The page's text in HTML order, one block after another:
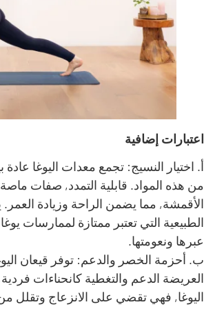
اعتبارات إضافية
أ. اختيار النسيج: تجمع معدات اليوغا
من هذه المواد. قابلية التمدد, صفات ماصة
الأقمشة, مما يضمن الراحة وزيادة
الطبيعية التي تعتبر ممتازة لممارسات
عبرها ونعومتها.
ب. أحزمة الخصر والدعم: توفر قيعان
العريضة الدعم والتغطية كانحناءات
اليوغا, فهي تقضي على الانزعاج وتقلل